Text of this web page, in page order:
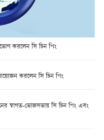
করলেন সি চিন পিং
আয়োজন করলেন সি চিন পিং
স্বাগত-ভোজসভায় সি চিন পিং এবং